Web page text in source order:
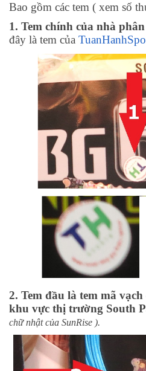
Bao gồm các tem ( xem số
1. Tem chính của nhà
đây là tem của
2. Tem đầu là tem mã
khu vực thị trường South
chữ nhật của SunRise ).